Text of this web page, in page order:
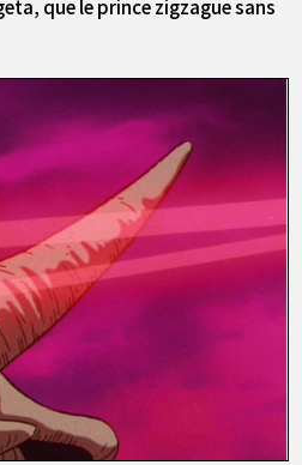
que le prince zigzague sans